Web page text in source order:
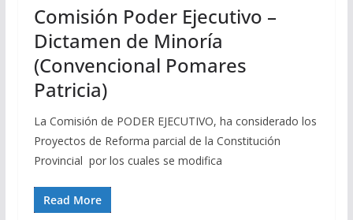
Comisión Poder Ejecutivo –
Dictamen de Minoría
(Convencional Pomares
Patricia)
La Comisión de PODER EJECUTIVO, ha considerado los
Proyectos de Reforma parcial de la Constitución
Provincial por los cuales se modifica
Read More